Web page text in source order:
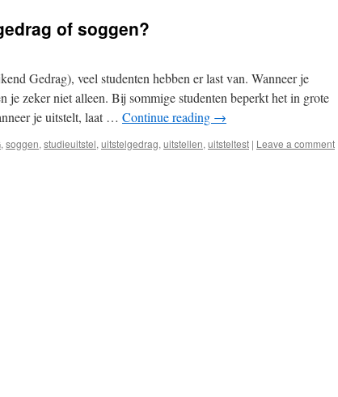
of soggen?
Gedrag), veel studenten hebben er last van. Wanneer je
je zeker niet alleen. Bij sommige studenten beperkt het in grote
je uitstelt, laat … Continue reading →
, soggen, studieuitstel, uitstelgedrag, uitstellen, uitsteltest | Leave a comment